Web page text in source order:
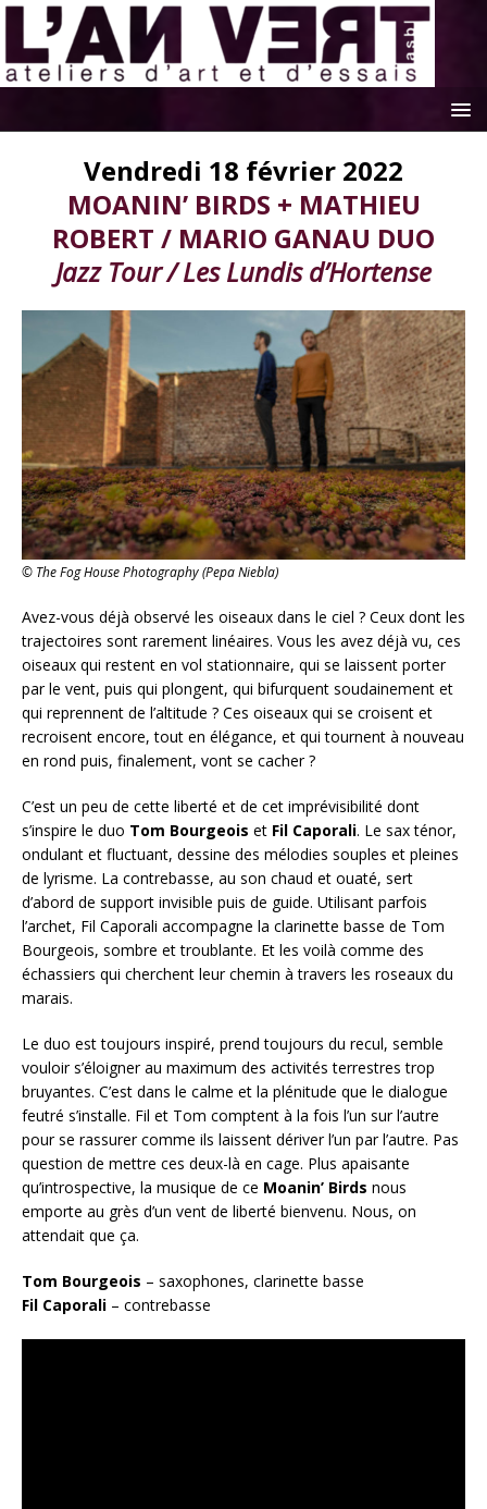
Vendredi 18 février 2022
MOANIN’ BIRDS + MATHIEU
ROBERT / MARIO GANAU DUO
Jazz Tour / Les Lundis d’Hortense
© The Fog House Photography (Pepa Niebla)
Avez-vous déjà observé les oiseaux dans le ciel ? Ceux dont les
trajectoires sont rarement linéaires. Vous les avez déjà vu, ces
oiseaux qui restent en vol stationnaire, qui se laissent porter
par le vent, puis qui plongent, qui bifurquent soudainement et
qui reprennent de l’altitude ? Ces oiseaux qui se croisent et
recroisent encore, tout en élégance, et qui tournent à nouveau
en rond puis, finalement, vont se cacher ?
C’est un peu de cette liberté et de cet imprévisibilité dont
s’inspire le duo Tom Bourgeois et Fil Caporali. Le sax ténor,
ondulant et fluctuant, dessine des mélodies souples et pleines
de lyrisme. La contrebasse, au son chaud et ouaté, sert
d’abord de support invisible puis de guide. Utilisant parfois
l’archet, Fil Caporali accompagne la clarinette basse de Tom
Bourgeois, sombre et troublante. Et les voilà comme des
échassiers qui cherchent leur chemin à travers les roseaux du
marais.
Le duo est toujours inspiré, prend toujours du recul, semble
vouloir s’éloigner au maximum des activités terrestres trop
bruyantes. C’est dans le calme et la plénitude que le dialogue
feutré s’installe. Fil et Tom comptent à la fois l’un sur l’autre
pour se rassurer comme ils laissent dériver l’un par l’autre. Pas
question de mettre ces deux-là en cage. Plus apaisante
qu’introspective, la musique de ce Moanin’ Birds nous
emporte au grès d’un vent de liberté bienvenu. Nous, on
attendait que ça.
Tom Bourgeois – saxophones, clarinette basse
Fil Caporali – contrebasse